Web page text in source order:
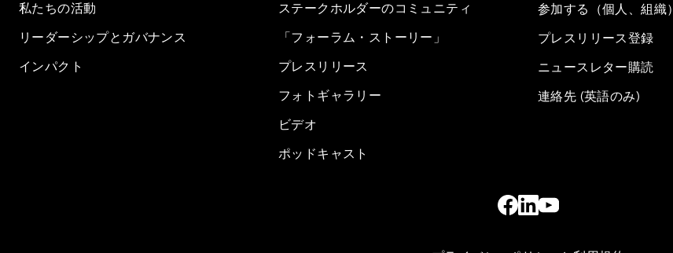
私たちの活動
リーダーシップとガバナンス
インパクト
ステークホルダーのコミュニティ
「フォーラム・ストーリー」
プレスリリース
フォトギャラリー
ビデオ
ポッドキャスト
参加する（個人、組織）
プレスリリース登録
ニュースレター購読
連絡先 (英語のみ)